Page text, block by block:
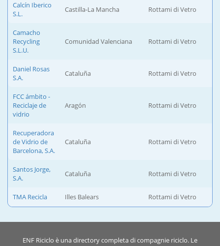
Calcín Iberico
S.L.
Castilla-La Mancha Rottami di Vetro
Camacho
Recycling
S.L.U.
Comunidad Valenciana Rottami di Vetro
Daniel Rosas
S.A.
Cataluña Rottami di Vetro
FCC ámbito -
Reciclaje de
vidrio
Aragón Rottami di Vetro
Recuperadora
de Vidrio de
Barcelona, S.A.
Cataluña Rottami di Vetro
Santos Jorge,
S.A.
Cataluña Rottami di Vetro
TMA Recicla Illes Balears Rottami di Vetro
ENF Riciclo è una directory completa di compagnie riciclo. Le